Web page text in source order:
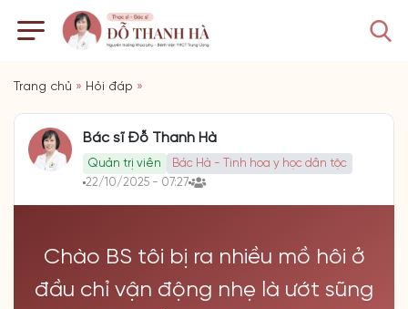
Trang chủ » Hỏi đáp »
Bác sĩ Đỗ Thanh Hà
Quản trị viên
Bác Hà - Tinh hoa y học dân tộc
22/10/2025 - 07:27
Chào BS tôi bị ra nhiều mồ hôi ở
đầu chỉ vận động nhẹ là ướt sũng